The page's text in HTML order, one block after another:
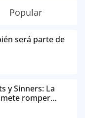
Popular
será parte de
y Sinners: La
romper